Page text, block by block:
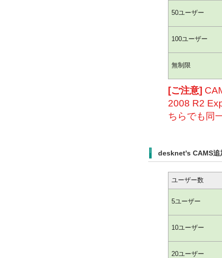
50ユーザー
100ユーザー
無制限
[ご注意]
2008 R2
ちらでも同
desknet's CAMS追
ユーザー数
5ユーザー
10ユーザー
20ユーザー